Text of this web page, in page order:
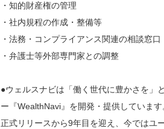
・知的財産権の管理
・社内規程の作成・整備等
・法務・コンプライアンス関連の相談窓口
・弁護士等外部専門家との調整
●ウェルスナビは「働く世代に豊かさを」
ー『WealthNavi』を開発・提供しています
正式リリースから9年目を迎え、今ではユ